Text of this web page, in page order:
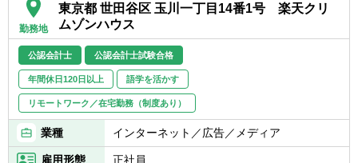
■監査結果の評価：
・適切なプロフェッショナルな懐疑心を持っ
て監査結果（コントロールの弱点を含む）を
評価
・ビジネスパートナーと協力して、弱点を軽
減するための管理アクションプランの策定を
支援
■コントロールコンサルティングサービス：
勤務地
東京都 世田谷区 玉川一丁目14番1号 楽天クリ
ムゾンハウス
公認会計士 公認会計士試験合格
年間休日120日以上 語学を活かす
リモートワーク／在宅勤務（制度あり）
業種 インターネット／広告／メディア
雇用形態 正社員